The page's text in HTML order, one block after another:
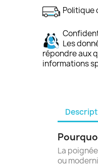
Politique
Les
répondre aux
informations
La
ou